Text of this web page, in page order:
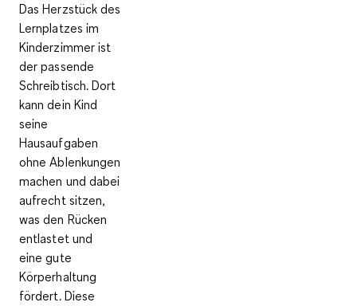
Das Herzstück des
Lernplatzes im
Kinderzimmer ist
der passende
Schreibtisch. Dort
kann dein Kind
seine
Hausaufgaben
ohne Ablenkungen
machen und dabei
aufrecht sitzen,
was den Rücken
entlastet und
einegute
Körperhaltung
fördert. Diese